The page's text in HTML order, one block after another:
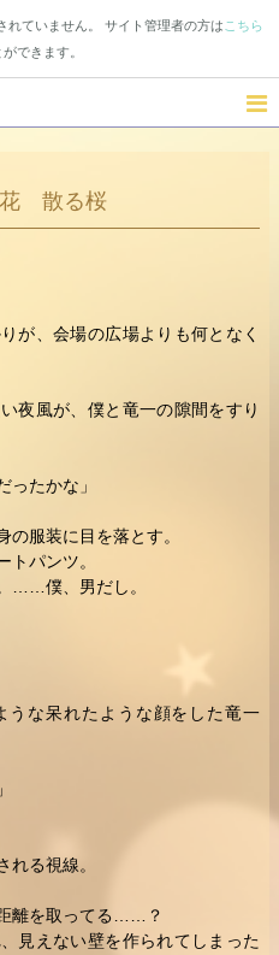
れていません。 サイト管理者の方は こちら
できます。
花 散る桜
が、会場の広場よりも何となく
夜風が、僕と竜一の隙間をすり
たかな」
服装に目を落とす。
トパンツ。
……僕、男だし。
うな呆れたような顔をした竜一
れる視線。
離を取ってる……？
見えない壁を作られてしまった